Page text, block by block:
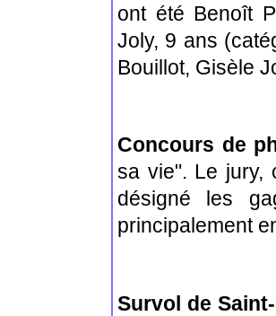
ont été Benoît
Joly, 9 ans
Bouillot, Gisèle
Concours de
sa vie". Le jury,
désigné les
principalement
Survol de